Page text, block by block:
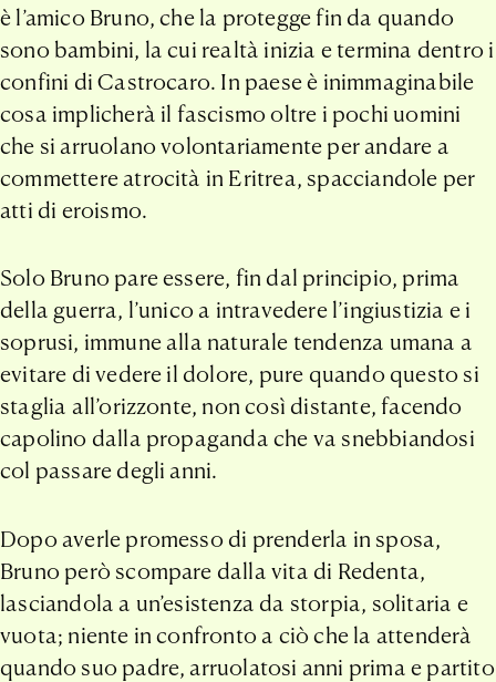
è l’amico Bruno, che la protegge fin da quando
sono bambini, la cui realtà inizia e termina dentro i
confini di Castrocaro. In paese è inimmaginabile
cosa implicherà il fascismo oltre i pochi uomini
che si arruolano volontariamente per andare a
commettere atrocità in Eritrea, spacciandole per
atti di eroismo.
Solo Bruno pare essere, fin dal principio, prima
della guerra, l’unico a intravedere l’ingiustizia e i
soprusi, immune alla naturale tendenza umana a
evitare di vedere il dolore, pure quando questo si
staglia all’orizzonte, non così distante, facendo
capolino dalla propaganda che va snebbiandosi
col passare degli anni.
Dopo averle promesso di prenderla in sposa,
Bruno però scompare dalla vita di Redenta,
lasciandola a un’esistenza da storpia, solitaria e
vuota; niente in confronto a ciò che la attenderà
quando suo padre, arruolatosi anni prima e partito